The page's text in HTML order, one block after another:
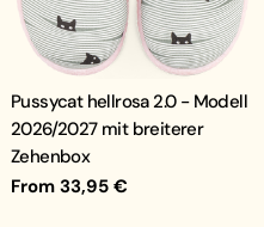
Pussycat hellrosa 2.0 - Modell
2026/2027 mit breiterer
Zehenbox
Regular
From 33,95 €